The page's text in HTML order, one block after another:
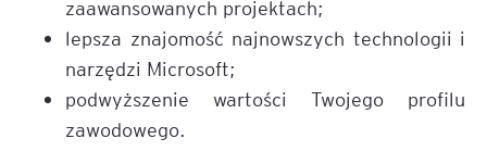
zaawansowanych projektach;
lepsza znajomość najnowszych technologii i
narzędzi Microsoft;
podwyższenie wartości Twojego profilu
zawodowego.